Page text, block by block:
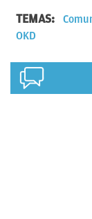
TEMAS:
OKD